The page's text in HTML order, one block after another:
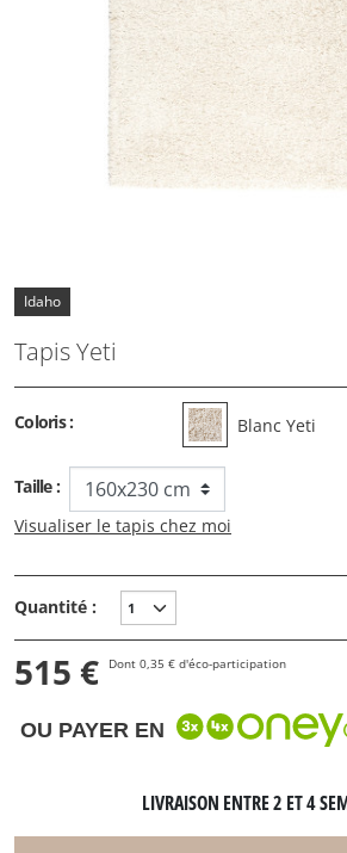
Idaho
Tapis Yeti
Coloris : Blanc Yeti
Taille :
Visualiser le tapis chez moi
Quantité :
515 € Dont 0,35 € d'éco-participation
OU PAYER EN
LIVRAISON ENTRE 2 ET 4